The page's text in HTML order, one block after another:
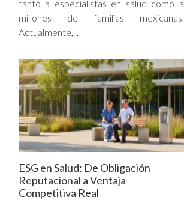
tanto a especialistas en salud como a
millones de familias mexicanas.
Actualmente,...
ESG en Salud: De Obligación
Reputacional a Ventaja
Competitiva Real